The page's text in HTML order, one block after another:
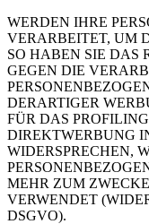
WERDEN IHRE
VERARBEITET, UM
SO HABEN SIE DAS
GEGEN DIE
DERARTIGER
FÜR DAS
DIREKTWERBUNG
WIDERSPRECHEN,
MEHR ZUM
VERWENDET
DSGVO).